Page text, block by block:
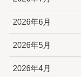
2026年6月
2026年5月
2026年4月